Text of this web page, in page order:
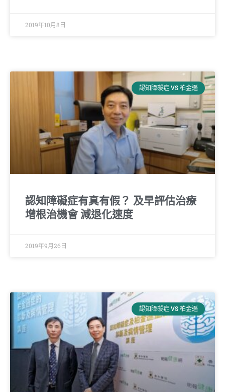
2019年10月8日
認知障礙症 VS 柏金遜
認知障礙症有真有假？ 及早評估治療
增根治機會 減退化速度
2019年9月26日
認知障礙症 VS 柏金遜